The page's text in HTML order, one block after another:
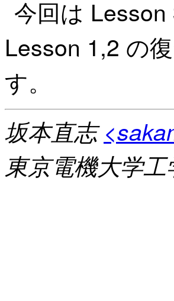
今回は
Lesson 1,2 の
す。
坂本直志
東京電機大学